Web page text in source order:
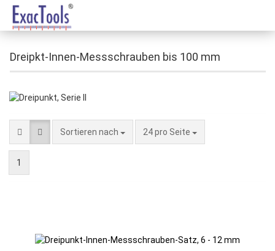
Dreipkt-Innen-Messschrauben bis 100 mm
Sortieren nach 24 pro Seite
1